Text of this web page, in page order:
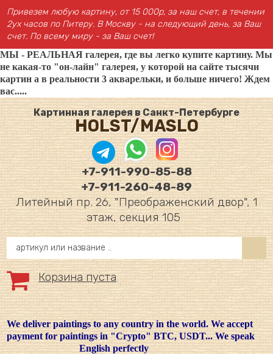
Привезем любую картину, от 15 000р, за наш счет, в течении
2ух часов по Питеру. В Москву - на следующий день, за Ваш
счет. По всему миру - за Ваш счет!
МЫ - РЕАЛЬНАЯ галерея, где вы легко купите картину. Мы
не какая-то "он-лайн" галерея, у которой на сайте тысячи
картин а в реальности 3 акварельки, и больше ничего! Ждем
вас.....
Картинная галерея в Санкт-Петербурге
HOLST/MASLO
+7-911-990-85-88
+7-911-260-48-89
Литейный пр. 26, "Преображенский двор", 1
этаж, секция 105
Корзина пуста
We deliver paintings to any country in the world. We accept
payment for paintings in "Crypto" BTC, USDT... We speak
English perfectly